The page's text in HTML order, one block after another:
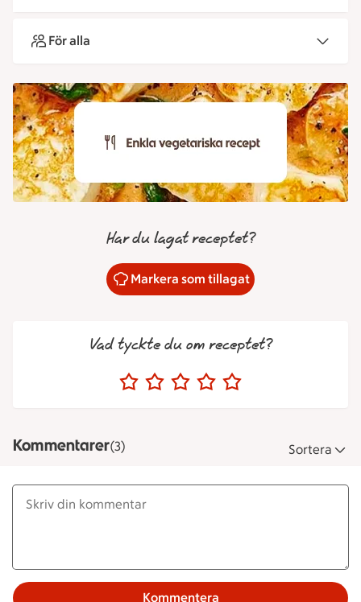
För alla
Har du lagat receptet?
Markera som tillagat
Vad tyckte du om receptet?
Kommentarer(3) Sortera
Kommentera